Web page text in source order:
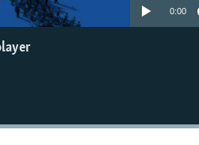
0:00